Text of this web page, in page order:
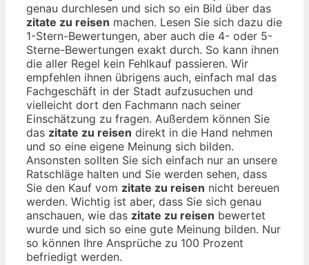
genau durchlesen und sich so ein Bild über das
zitate zu reisen machen. Lesen Sie sich dazu die
1-Stern-Bewertungen, aber auch die 4- oder 5-
Sterne-Bewertungen exakt durch. So kann ihnen
die aller Regel kein Fehlkauf passieren. Wir
empfehlen ihnen übrigens auch, einfach mal das
Fachgeschäft in der Stadt aufzusuchen und
vielleicht dort den Fachmann nach seiner
Einschätzung zu fragen. Außerdem können Sie
das zitate zu reisen direkt in die Hand nehmen
und so eine eigene Meinung sich bilden.
Ansonsten sollten Sie sich einfach nur an unsere
Ratschläge halten und Sie werden sehen, dass
Sie den Kauf vom zitate zu reisen nicht bereuen
werden. Wichtig ist aber, dass Sie sich genau
anschauen, wie das zitate zu reisen bewertet
wurde und sich so eine gute Meinung bilden. Nur
so können Ihre Ansprüche zu 100 Prozent
befriedigt werden.